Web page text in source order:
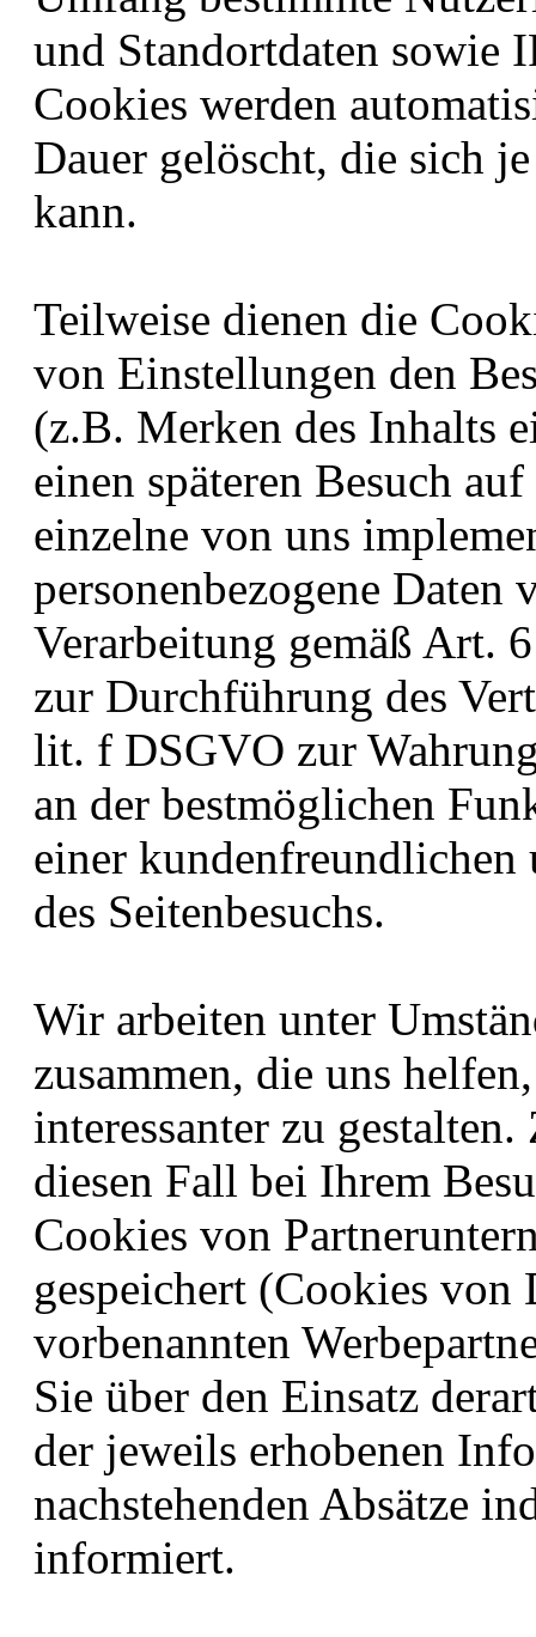
und Standortdaten sowie
Cookies werden
Dauer gelöscht, die sich
kann.
Teilweise dienen die
von Einstellungen den
(z.B. Merken des Inhalts
einen späteren Besuch
einzelne von uns
personenbezogene
Verarbeitung gemäß Art.
zur Durchführung des
lit. f DSGVO zur
an der bestmöglichen
einer
des Seitenbesuchs.
Wir arbeiten unter
zusammen, die uns
interessanter zu
diesen Fall bei Ihrem
Cookies von
gespeichert (Cookies
vorbenannten
Sie über den Einsatz
der jeweils erhobenen
nachstehenden Absätze
informiert.